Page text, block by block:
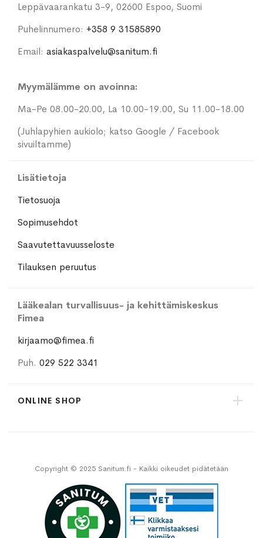
Leppävaarankatu 3-9, 02600 Espoo, Suomi
Puhelinnumero: +358 9 31585890
Email: asiakaspalvelu@sanitum.fi
Myymälämme on avoinna:
Ma-Pe 08.00-20.00, La 10.00-19.00, Su 11.00-18.00
(Juhlapyhien aukiolo; katso Google / Facebook
sivuiltamme)
Lisätietoja
Tietosuoja
Sopimusehdot
Saavutettavuusseloste
Tilauksen peruutus
Lääkealan turvallisuus- ja kehittämiskeskus
Fimea
kirjaamo@fimea.fi
Puh. 029 522 3341
ONLINE SHOP
Copyright © 2025 Sanitum.fi - Kaikki oikeudet pidätetään